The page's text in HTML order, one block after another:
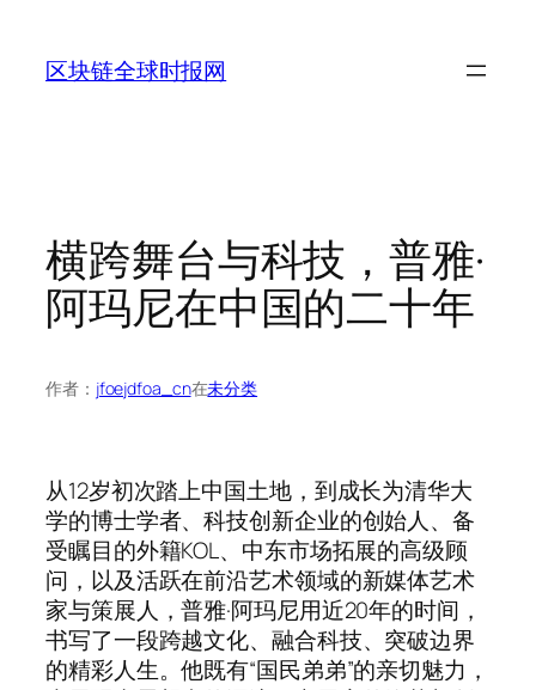
区块链全球时报网
横跨舞台与科技，普雅·
阿玛尼在中国的二十年
作者： jfoejdfoa_cn在未分类
从12岁初次踏上中国土地，到成长为清华大
学的博士学者、科技创新企业的创始人、备
受瞩目的外籍KOL、中东市场拓展的高级顾
问，以及活跃在前沿艺术领域的新媒体艺术
家与策展人，普雅·阿玛尼用近20年的时间，
书写了一段跨越文化、融合科技、突破边界
的精彩人生。他既有“国民弟弟”的亲切魅力，